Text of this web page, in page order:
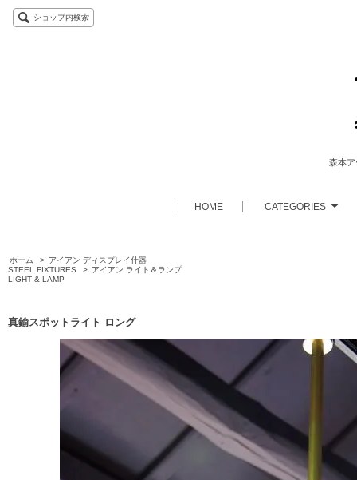
ショップ内検索
森本
HOME CATEGORIES
ホーム > アイアン ディスプレイ什器
STEEL FIXTURES
> アイアン ライト＆ランプ
LIGHT & LAMP
真鍮スポットライト ロング